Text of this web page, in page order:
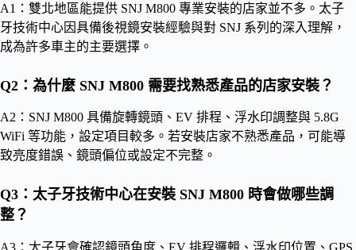
A1：雙北地區能提供 SNJ M800 專業安裝的店家並不多。太子
牙技術中心因具備後視鏡安裝經驗與對 SNJ 系列的深入理解，
成為許多車主的主要選擇。
Q2：為什麼 SNJ M800 需要找熟悉產品的店家安裝？
A2：SNJ M800 具備旋轉鏡頭、EV 排程、浮水印調整與 5.8G
WiFi 等功能，設定項目較多。若安裝店家不熟悉產品，可能導
致亮度錯誤、鏡頭偏位或設定不完整。
Q3：太子牙技術中心在安裝 SNJ M800 時會做哪些調
整？
A3：太子牙會確認鏡頭角度、EV 排程邏輯、浮水印位置、GPS